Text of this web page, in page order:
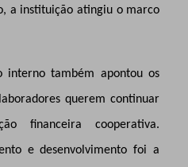
a instituição atingiu o marco
interno também apontou os
querem continuar
financeira cooperativa.
e desenvolvimento foi a